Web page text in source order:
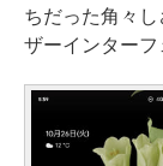
ちだった角々
ザーインターフ